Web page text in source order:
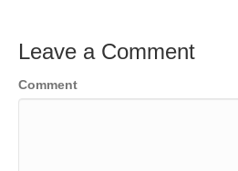
Leave a Comment
Comment